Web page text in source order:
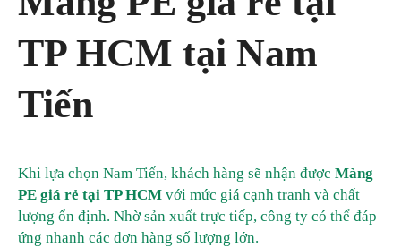
TP HCM tại Nam
Tiến
Khi lựa chọn Nam Tiến, khách hàng sẽ nhận được Màng
PE giá rẻ tại TP HCM với mức giá cạnh tranh và chất
lượng ổn định. Nhờ sản xuất trực tiếp, công ty có thể đáp
ứng nhanh các đơn hàng số lượng lớn.